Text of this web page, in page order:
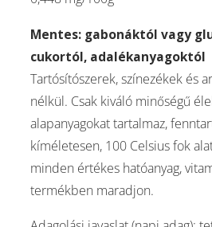
Mentes: gabonáktól vagy
cukortól, adalékanyagoktól
Tartósítószerek, színezékek és
nélkül. Csak kiváló minőségű
alapanyagokat tartalmaz,
kíméletesen, 100 Celsius fok
minden értékes hatóanyag,
termékben maradjon.